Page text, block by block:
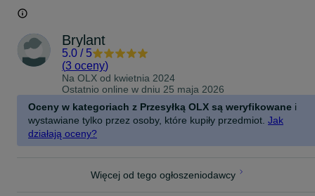
Brylant
5.0 / 5
(3 oceny)
Na OLX od kwietnia 2024
Ostatnio online w dniu 25 maja 2026
Oceny w kategoriach z Przesyłką OLX są weryfikowane i
wystawiane tylko przez osoby, które kupiły przedmiot. Jak
działają oceny?
Więcej od tego ogłoszeniodawcy